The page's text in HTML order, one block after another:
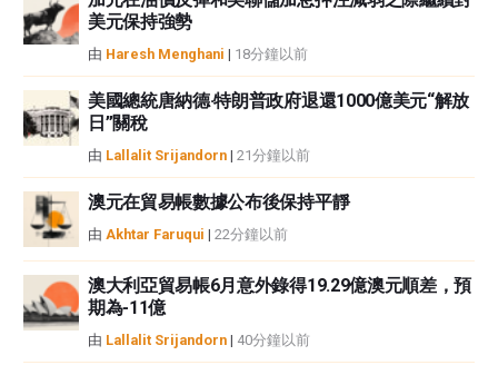
中都沒有頭寸，也沒有與文中提到的任何公司有業務關係。除了FXStreet，作
者沒有收到撰寫這篇文章的報酬。
性不作任何陳述。FXStreet和作者將不承擔任何錯誤，遺漏或任何損失，傷害
或損害由此資訊及其顯示或使用引起的。錯誤和遺漏除外。本文作者和
FXStreet並非註冊投資顧問，本文內容無意提供任何投資建議。
美元保持強勢
由 Haresh Menghani | 18分鐘以前
美國總統唐納德·特朗普政府退還1000億美元“解放
日”關稅
由 Lallalit Srijandorn | 21分鐘以前
澳元在貿易帳數據公布後保持平靜
由 Akhtar Faruqui | 22分鐘以前
澳大利亞貿易帳6月意外錄得19.29億澳元順差，預
期為-11億
由 Lallalit Srijandorn | 40分鐘以前